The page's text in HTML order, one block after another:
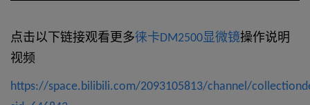
点击以下链接观看更多徕卡DM2500显微镜操作说明
视频
https://space.bilibili.com/2093105813/channel/